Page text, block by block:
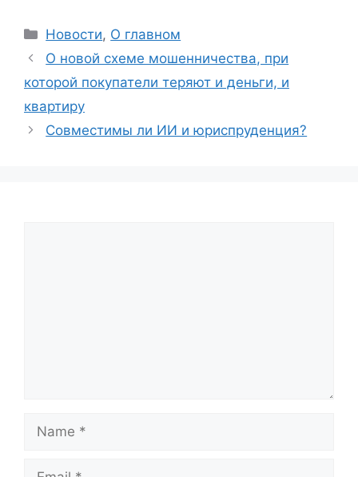
Categories
Новости, О главном
О новой схеме мошенничества, при
которой покупатели теряют и деньги, и
квартиру
Совместимы ли ИИ и юриспруденция?
Name
Email